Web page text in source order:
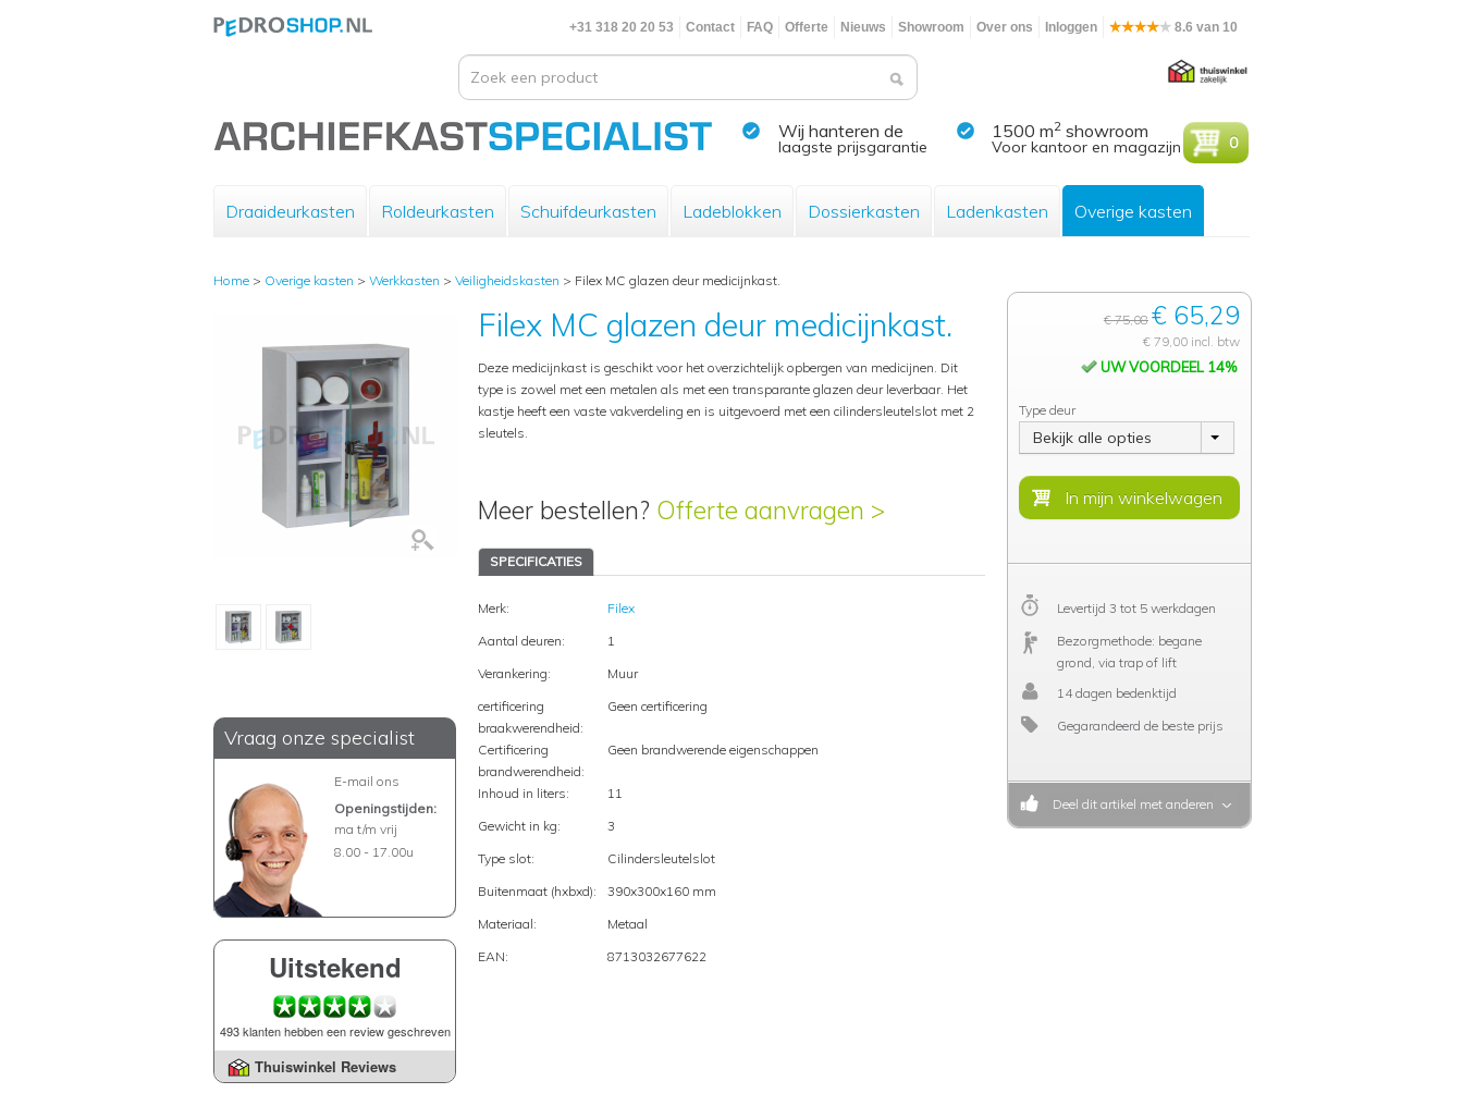
+31 318 20 20 53 Contact FAQ Offerte Nieuws Showroom Over ons Inloggen 8.6 van 10
Wij hanteren de
laagste prijsgarantie
1500 m2 showroom
Voor kantoor en magazijn 0
Draaideurkasten Roldeurkasten Schuifdeurkasten Ladeblokken Dossierkasten Ladenkasten Overige kasten
Home > Overige kasten > Werkkasten > Veiligheidskasten > Filex MC glazen deur medicijnkast.
Vraag onze specialist
E-mail ons
Openingstijden:
ma t/m vrij
8.00 - 17.00u
Uitstekend
493 klanten hebben een review geschreven
Thuiswinkel Reviews
Filex MC glazen deur medicijnkast.
Deze medicijnkast is geschikt voor het overzichtelijk opbergen van medicijnen. Dit
type is zowel met een metalen als met een transparante glazen deur leverbaar. Het
kastje heeft een vaste vakverdeling en is uitgevoerd met een cilindersleutelslot met 2
sleutels.
Meer bestellen? Offerte aanvragen >
SPECIFICATIES
Merk:
Filex
Aantal deuren:
1
Verankering:
Muur
certificering
braakwerendheid:
Geen certificering
Certificering
brandwerendheid:
Geen brandwerende eigenschappen
Inhoud in liters:
11
Gewicht in kg:
3
Type slot:
Cilindersleutelslot
Buitenmaat (hxbxd):
390x300x160 mm
Materiaal:
Metaal
EAN:
8713032677622
€ 75,08 € 65,29
€ 79,00 incl. btw
UW VOORDEEL 14%
Type deur
Bekijk alle opties
Levertijd 3 tot 5 werkdagen
Bezorgmethode: begane
grond, via trap of lift
14 dagen bedenktijd
Gegarandeerd de beste prijs
Deel dit artikel met anderen